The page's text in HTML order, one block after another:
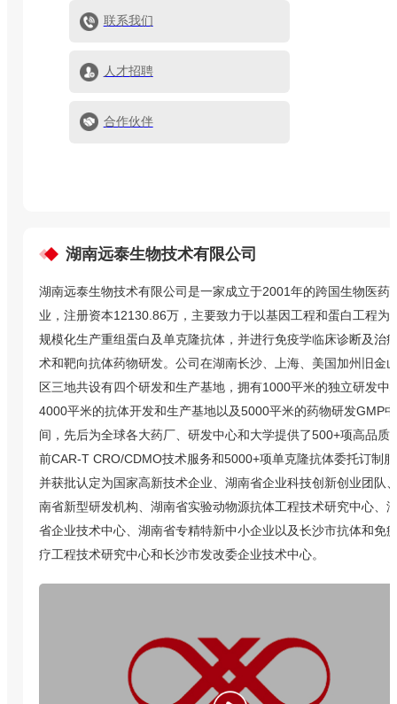
联系我们
人才招聘
合作伙伴
湖南远泰生物技术有限公司
湖南远泰生物技术有限公司是一家成立于2001年的跨国生物医药
业，注册资本12130.86万，主要致力于以基因工程和蛋白工程为
规模化生产重组蛋白及单克隆抗体，并进行免疫学临床诊断及治
术和靶向抗体药物研发。公司在湖南长沙、上海、美国加州旧金
区三地共设有四个研发和生产基地，拥有1000平米的独立研发中
4000平米的抗体开发和生产基地以及5000平米的药物研发GMP
间，先后为全球各大药厂、研发中心和大学提供了500+项高品质
前CAR-T CRO/CDMO技术服务和5000+项单克隆抗体委托订制
并获批认定为国家高新技术企业、湖南省企业科技创新创业团队
南省新型研发机构、湖南省实验动物源抗体工程技术研究中心、
省企业技术中心、湖南省专精特新中小企业以及长沙市抗体和免
疗工程技术研究中心和长沙市发改委企业技术中心。